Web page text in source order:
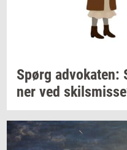
Spørg ad­vo­ka­ten:
ner ved